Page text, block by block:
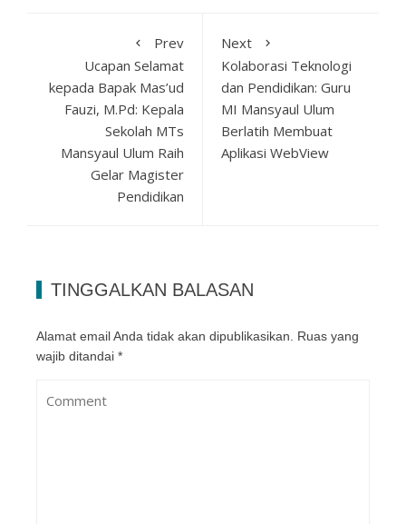
Prev
Ucapan Selamat
kepada Bapak Mas’ud
Fauzi, M.Pd: Kepala
Sekolah MTs
Mansyaul Ulum Raih
Gelar Magister
Pendidikan
Next
Kolaborasi Teknologi
dan Pendidikan: Guru
MI Mansyaul Ulum
Berlatih Membuat
Aplikasi WebView
TINGGALKAN BALASAN
Alamat email Anda tidak akan dipublikasikan. Ruas yang
wajib ditandai *